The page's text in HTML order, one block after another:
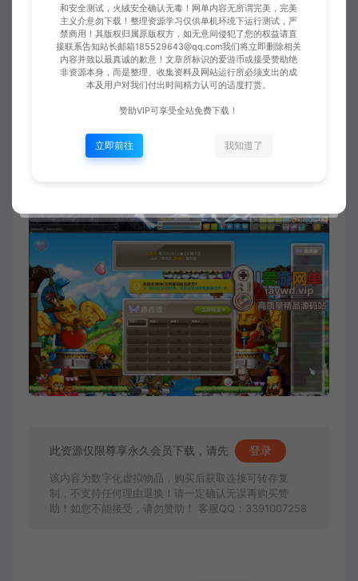
此资源仅限尊享永久会员下载，请先 登录
该内容为数字化虚拟物品，购买后获取连接可转存复
制，不支持任何理由退换！请一定确认无误再购买赞
助！如您不能接受，请勿赞助！ 客服QQ：3391007258
和安全测试，火绒安全确认无毒！网单内容无所谓完美，完美
主义介意勿下载！整理资源学习仅供单机环境下运行测试，严
禁商用！其版权归属原版权方，如无意间侵犯了您的权益请直
接联系告知站长邮箱185529643@qq.com我们将立即删除相关
内容并致以最真诚的歉意！文章所标识的爱游币或接受赞助绝
非资源本身，而是整理、收集资料及网站运行所必须支出的成
本及用户对我们付出时间精力认可的适度打赏。
赞助VIP可享受全站免费下载！
立即前往 我知道了